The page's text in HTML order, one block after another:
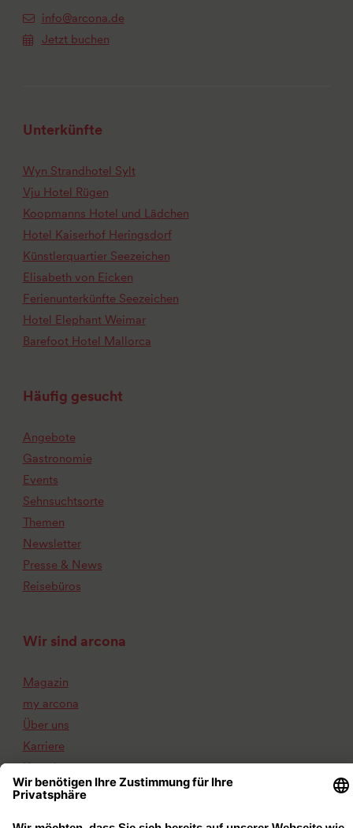
info@arcona.de
Jetzt buchen
Unterkünfte
Wyn Strandhotel Sylt
Vju Hotel Rügen
Koopmanns Hotel und Lädchen
Hotel Kaiserhof Heringsdorf
Künstlerquartier Seezeichen
Elisabeth von Eicken
Ferienunterkünfte Seezeichen
Hotel Elephant Weimar
Barefoot Hotel Mallorca
Häufig gesucht
Angebote
Gastronomie
Events
Sehnsuchtsorte
Themen
Newsletter
Presse & News
Reisebüros
Wir sind arcona
Magazin
my arcona
Über uns
Karriere
Kontakt
Impressum